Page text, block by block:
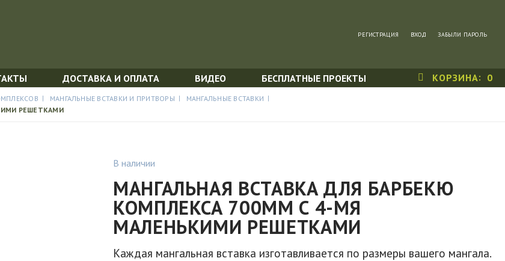
РЕГИСТРАЦИЯ ВХОД ЗАБЫЛИ ПАРОЛЬ
ДОСТАВКА И ОПЛАТА ВИДЕО БЕСПЛАТНЫЕ ПРОЕКТЫ КОРЗИНА 0
МАНГАЛЬНЫЕ ВСТАВКИ И ПРИТВОРЫ
МАНГАЛЬНЫЕ ВСТАВКИ
РЕШЕТКАМИ
В наличии
МАНГАЛЬНАЯ ВСТАВКА ДЛЯ БАРБЕКЮ
КОМПЛЕКСА 700ММ С 4-МЯ
МАЛЕНЬКИМИ РЕШЕТКАМИ
Каждая мангальная вставка изготавливается по размеры вашего мангала.